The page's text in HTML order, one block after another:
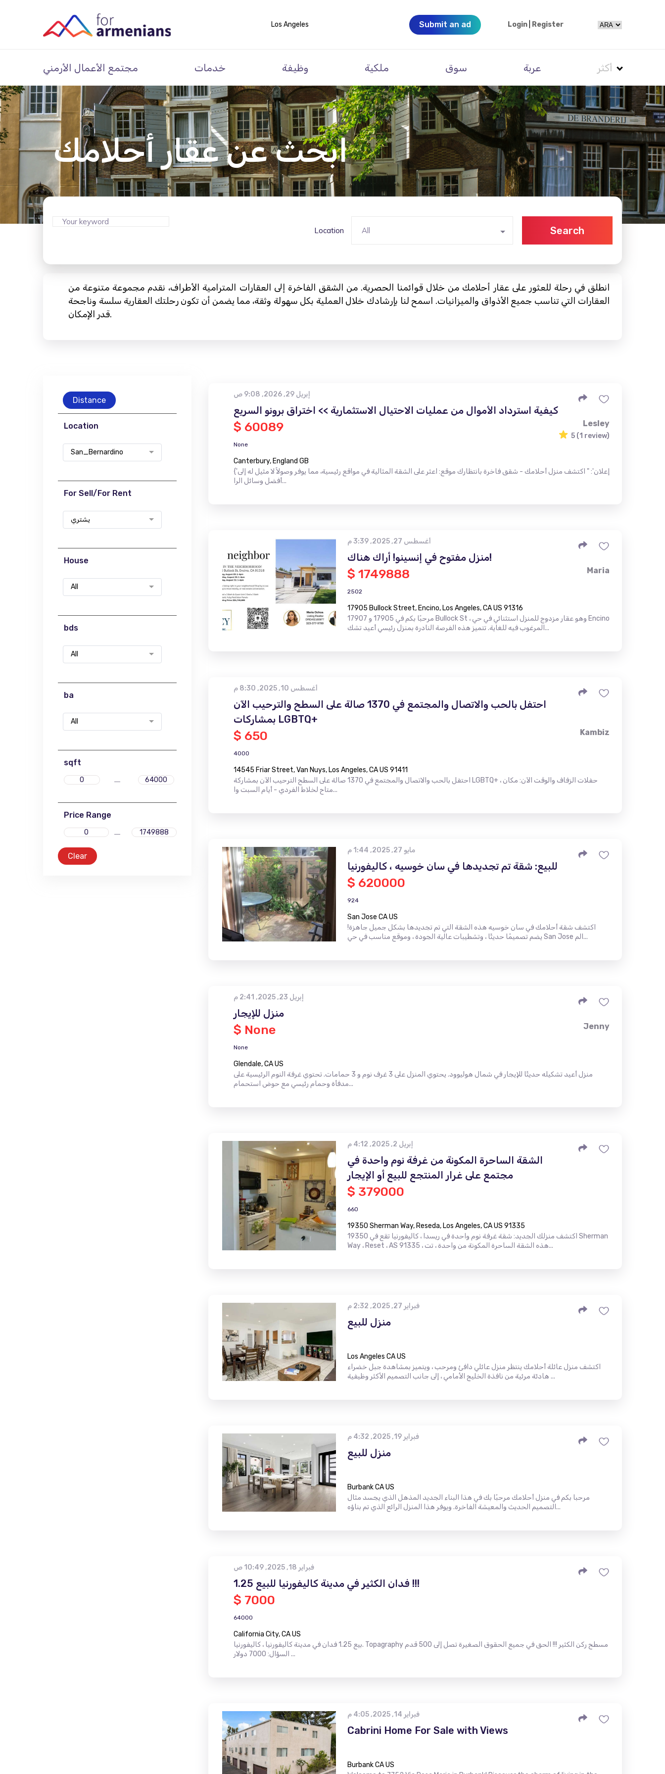
Los Angeles Submit an ad Login Register
مجتمع الأعمال الأرمني خدمات وظيفة ملكية سوق عربة أكثر
ابحث عن عقار أحلامك
Location All Search
انطلق في رحلة للعثور على عقار أحلامك من خلال قوائمنا الحصرية. من الشقق الفاخرة إلى العقارات المترامية الأطراف، نقدم مجموعة متنوعة من
العقارات التي تناسب جميع الأذواق والميزانيات. اسمح لنا بإرشادك خلال العملية بكل سهولة وثقة، مما يضمن أن تكون رحلتك العقارية سلسة وناجحة
قدر الإمكان.
Distance
Location
San_Bernardino
For Sell/For Rent
يشتري
House
All
bds
All
ba
All
sqft
Price Range
Clear
إبريل 29, 2026, 9:08 ص
كيفية استرداد الأموال من عمليات الاحتيال الاستثمارية >> اختراق برونو السريع
$ 60089 Lesley
5 (1 review)
None
Canterbury, England GB
{'إعلان': " اكتشف منزل أحلامك - شقق فاخرة بانتظارك موقع: اعثر على الشقة المثالية في مواقع رئيسية، مما يوفر وصولاً لا مثيل له إلى
أفضل وسائل الرا...
أغسطس 27, 2025, 3:39 م
منزل مفتوح في إنسينو! أراك هناك!
$ 1749888 Maria
2502
17905 Bullock Street, Encino, Los Angeles, CA US 91316
مرحبًا بكم في 17905 و 17907 Bullock St ، وهو عقار مزدوج للمنزل استثنائي في حي Encino
المرغوب فيه للغاية. تتميز هذه الفرصة النادرة بمنزل رئيسي أعيد تشك...
أغسطس 10, 2025, 8:30 م
احتفل بالحب والاتصال والمجتمع في 1370 صالة على السطح والترحيب الآن
بمشاركات LGBTQ+
$ 650 Kambiz
4000
14545 Friar Street, Van Nuys, Los Angeles, CA US 91411
احتفل بالحب والاتصال والمجتمع في 1370 صالة على السطح الترحيب الآن بمشاركة LGBTQ+ ، حفلات الزفاف والوقت الآن: مكان
متاح لخلاط الفردي - أيام السبت وا...
مايو 27, 2025, 1:44 م
للبيع: شقة تم تجديدها في سان خوسيه ، كاليفورنيا
$ 620000
924
San Jose CA US
اكتشف شقة أحلامك في سان خوسيه هذه الشقة التي تم تجديدها بشكل جميل جاهزة!
يضم تصميمًا حديثًا ، وتشطيبات عالية الجودة ، وموقع مناسب في حي San Jose الم...
إبريل 23, 2025, 2:41 م
منزل للإيجار
$ None Jenny
None
Glendale, CA US
منزل أعيد تشكيله حديثًا للإيجار في شمال هوليوود. يحتوي المنزل على 3 غرف نوم و 3 حمامات. تحتوي غرفة النوم الرئيسية على
مدفأة وحمام رئيسي مع حوض استحمام...
إبريل 2, 2025, 4:12 م
الشقة الساحرة المكونة من غرفة نوم واحدة في
مجتمع على غرار المنتجع للبيع أو الإيجار
$ 379000
660
19350 Sherman Way, Reseda, Los Angeles, CA US 91335
اكتشف منزلك الجديد: شقة غرفة نوم واحدة في ريسدا ، كاليفورنيا تقع في 19350 Sherman
Way ، Reset ، AS 91335 ، هذه الشقة الساحرة المكونة من واحدة ، تت...
فبراير 27, 2025, 2:32 م
منزل للبيع
Los Angeles CA US
اكتشف منزل عائلة أحلامك ينتظر منزل عائلي دافئ ومرحب ، ويتميز بمشاهدة جبل خضراء
هادئة مرئية من نافذة الخليج الأمامي ، إلى جانب التصميم الأكثر وظيفية ...
فبراير 19, 2025, 4:32 م
منزل للبيع
Burbank CA US
مرحبا بكم في منزل أحلامك مرحبًا بك في هذا البناء الجديد المذهل الذي يجسد مثال
التصميم الحديث والمعيشة الفاخرة. ويوفر هذا المنزل الرائع الذي تم بناؤه...
فبراير 18, 2025, 10:49 ص
1.25 فدان الكثير في مدينة كاليفورنيا للبيع !!!
$ 7000
64000
California City, CA US
بيع 1.25 فدان في مدينة كاليفورنيا ، كاليفورنيا. Topagraphy مسطح ركن الكثير !!! الحق في جميع الحقوق الصغيرة تصل إلى 500 قدم
السؤال: 7000 دولار ...
فبراير 14, 2025, 4:05 م
Cabrini Home For Sale with Views
Burbank CA US